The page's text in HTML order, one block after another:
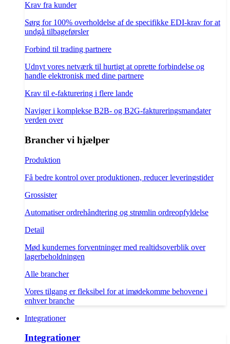
Krav fra kunder
Sørg for 100% overholdelse af de specifikke EDI-krav for at
undgå tilbageførsler
Forbind til trading partnere
Udnyt vores netværk til hurtigt at oprette forbindelse og
handle elektronisk med dine partnere
Krav til e-fakturering i flere lande
Naviger i komplekse B2B- og B2G-faktureringsmandater
verden over
Brancher vi hjælper
Produktion
Få bedre kontrol over produktionen, reducer leveringstider
Grossister
Automatiser ordrehåndtering og strømlin ordreopfyldelse
Detail
Mød kundernes forventninger med realtidsoverblik over
lagerbeholdningen
Alle brancher
Vores tilgang er fleksibel for at imødekomme behovene i
enhver branche
Integrationer
Integrationer